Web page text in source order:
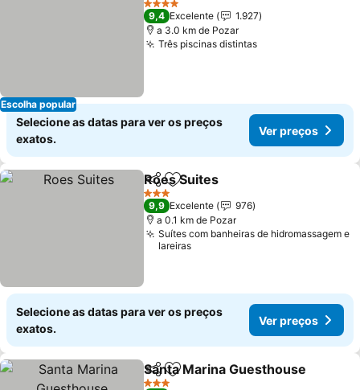
Escolha popular
4 Estrelas
9,4 Excelente
1.927
a 3.0 km de Pozar
Três piscinas distintasVer preços
Selecione as datas para ver os preços
exatos.
Ver preços
PartilharAdicionar aos favoritos
Roes Suites
3 Estrelas
9,9 Excelente
976
a 0.1 km de Pozar
Suítes com banheiras de hidromassagem e
lareiras
Selecione as datas para ver os preços
exatos.
Ver preços
PartilharAdicionar aos favoritos
Santa Marina Guesthouse